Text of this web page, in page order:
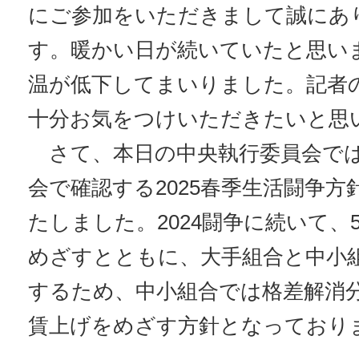
にご参加をいただきまして誠に
す。暖かい日が続いていたと思い
温が低下してまいりました。記者
十分お気をつけいただきたいと思
さて、本日の中央執行委員会で
会で確認する2025春季生活闘争方
たしました。2024闘争に続いて、
めざすとともに、大手組合と中小
するため、中小組合では格差解消
賃上げをめざす方針となっており